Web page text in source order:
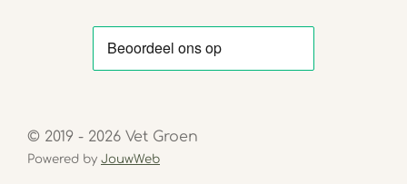
© 2019 - 2026 Vet Groen
Powered by JouwWeb